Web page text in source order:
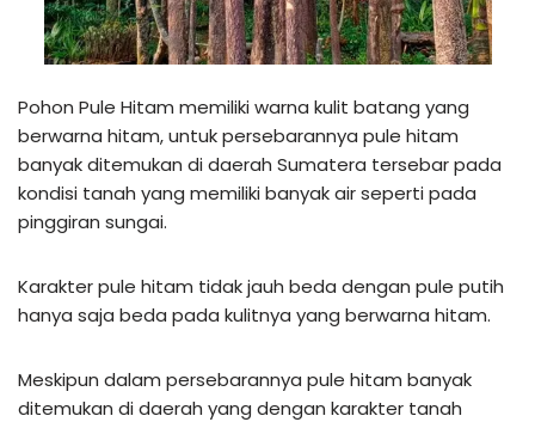
Pohon Pule Hitam memiliki warna kulit batang yang
berwarna hitam, untuk persebarannya pule hitam
banyak ditemukan di daerah Sumatera tersebar pada
kondisi tanah yang memiliki banyak air seperti pada
pinggiran sungai.
Karakter pule hitam tidak jauh beda dengan pule putih
hanya saja beda pada kulitnya yang berwarna hitam.
Meskipun dalam persebarannya pule hitam banyak
ditemukan di daerah yang dengan karakter tanah